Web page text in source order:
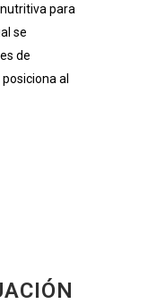
para
se
de
al